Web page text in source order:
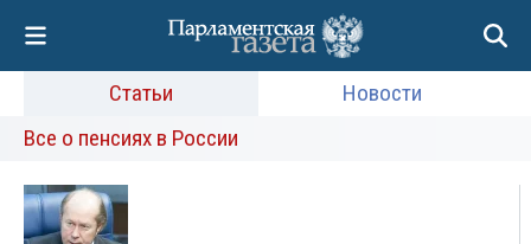
Статьи
Новости
Все о пенсиях в России